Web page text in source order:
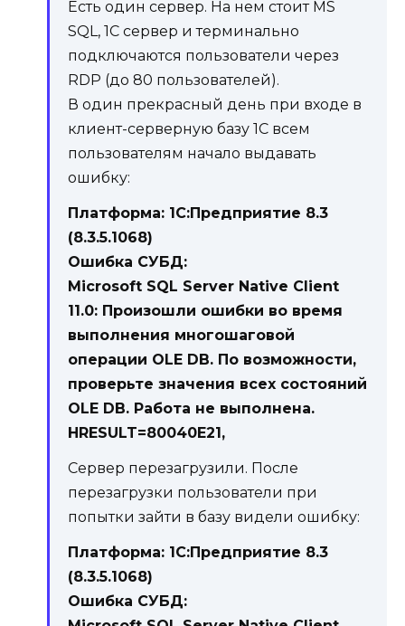
Есть один сервер. На нем стоит MS
SQL, 1С сервер и терминально
подключаются пользователи через
RDP (до 80 пользователей).
В один прекрасный день при входе в
клиент-серверную базу 1С всем
пользователям начало выдавать
ошибку:
Платформа: 1С:Предприятие 8.3
(8.3.5.1068)
Ошибка СУБД:
Microsoft SQL Server Native Client
11.0: Произошли ошибки во время
выполнения многошаговой
операции OLE DB. По возможности,
проверьте значения всех состояний
OLE DB. Работа не выполнена.
HRESULT=80040E21,
Сервер перезагрузили. После
перезагрузки пользователи при
попытки зайти в базу видели ошибку:
Платформа: 1С:Предприятие 8.3
(8.3.5.1068)
Ошибка СУБД: